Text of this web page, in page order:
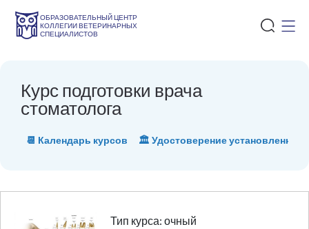
ОБРАЗОВАТЕЛЬНЫЙ ЦЕНТР
КОЛЛЕГИИ ВЕТЕРИНАРНЫХ
СПЕЦИАЛИСТОВ
Курс подготовки врача
стоматолога
📆 Календарь курсов 🏛 Удостоверение
Тип курса: очный